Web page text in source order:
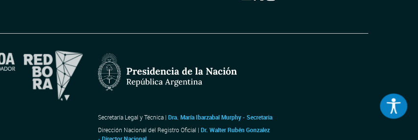
Secretaría Legal y Técnica | Dra. María Ibarzabal Murphy - Secretaria
Dirección Nacional del Registro Oficial | Dr. Walter Rubén Gonzalez
- Director Nacional